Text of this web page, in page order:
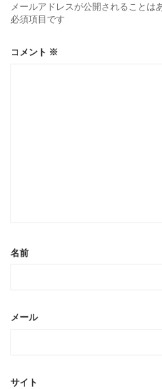
メールアドレスが公開されることは
必須項目です
コメント ※
名前
メール
サイト